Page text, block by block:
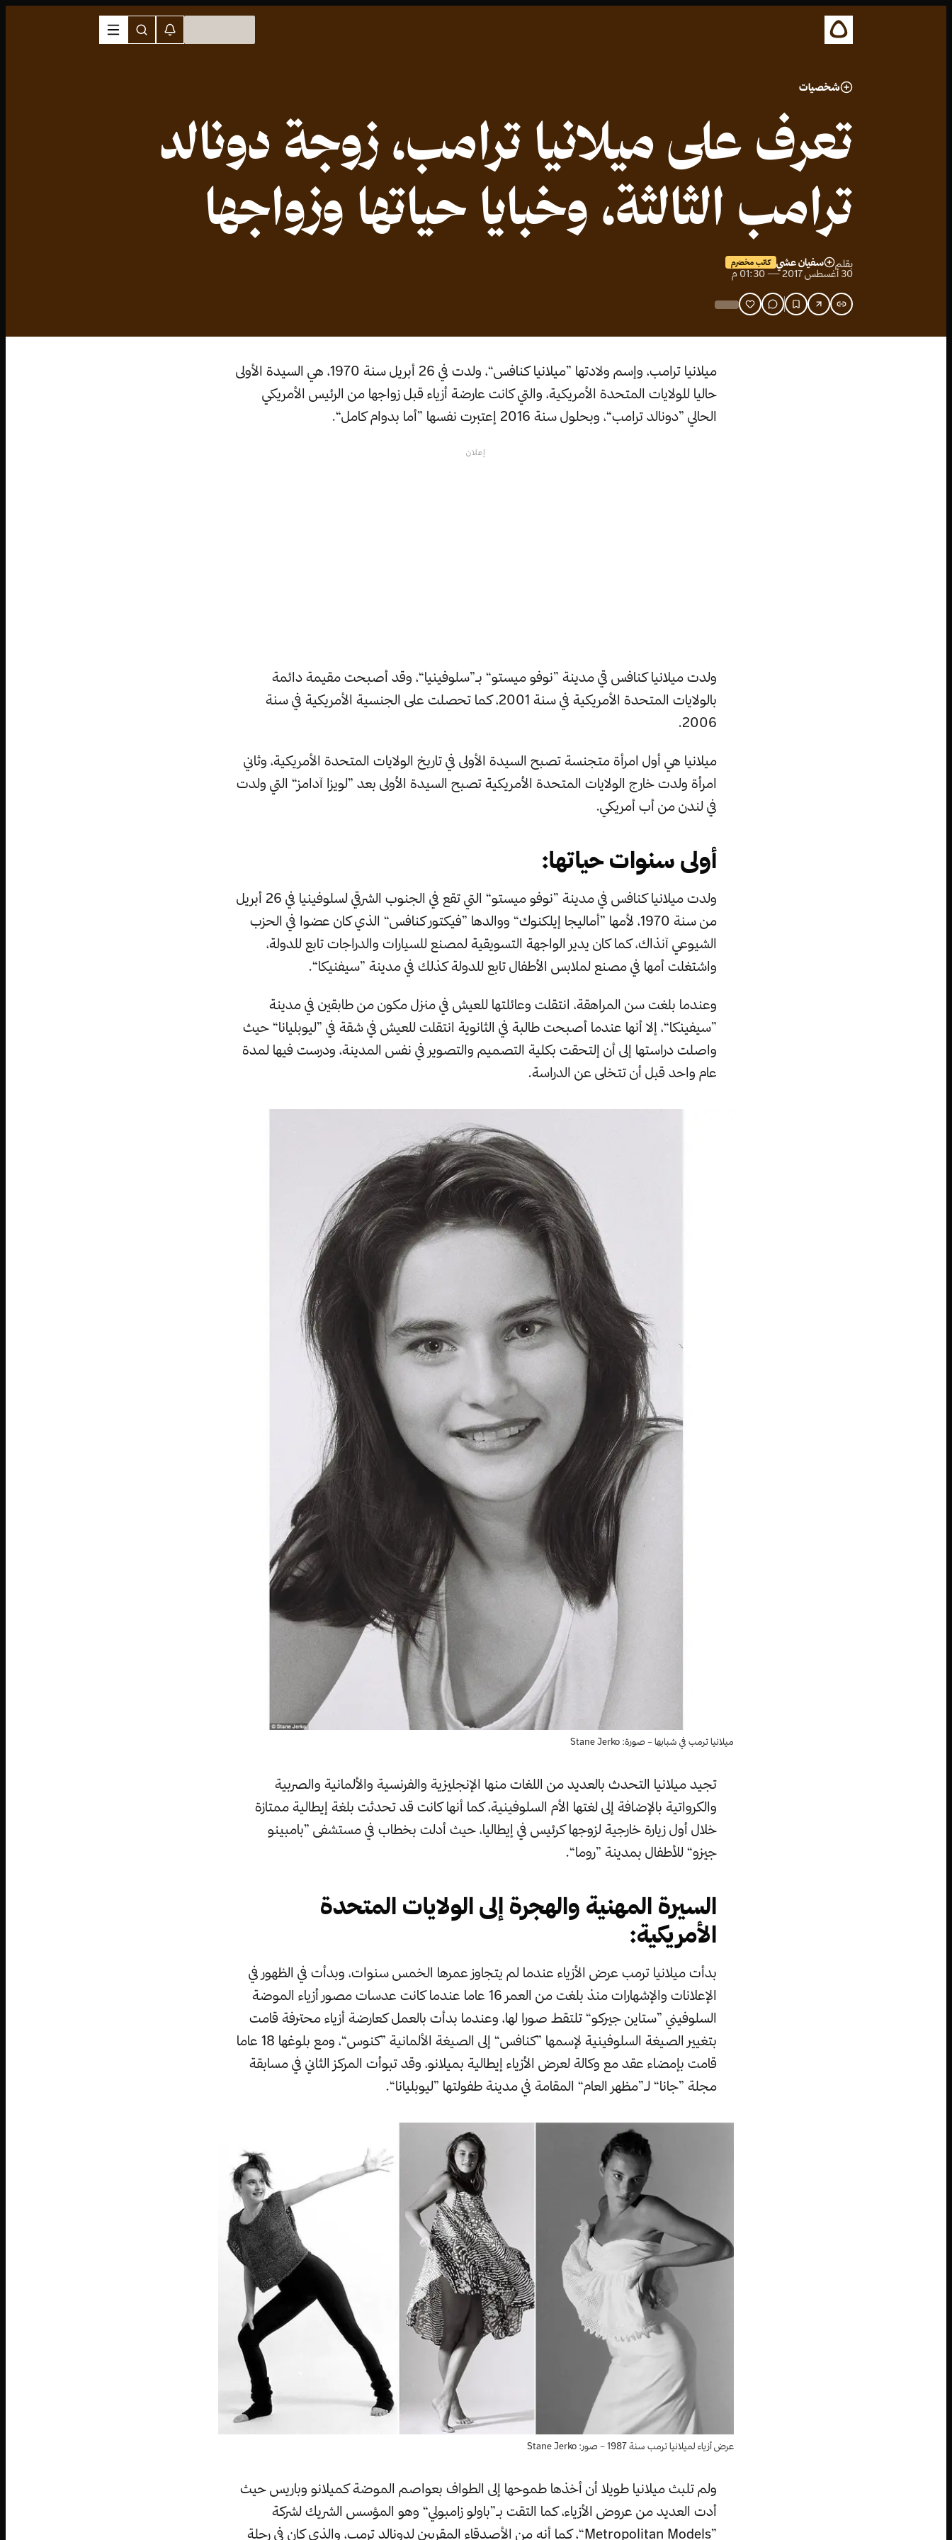
شخصيات
تعرف على ميلانيا ترامب، زوجة دونالد
ترامب الثالثة، وخبايا حياتها وزواجها
بقلم سفيان عشي كاتب مخضرم
30 أغسطس 2017 — 01:30 م
ميلانيا ترامب، وإسم ولادتها ”ميلانيا كنافس“، ولدت في 26 أبريل سنة 1970، هي السيدة الأولى
حاليا للولايات المتحدة الأمريكية، والتي كانت عارضة أزياء قبل زواجها من الرئيس الأمريكي
الحالي ”دونالد ترامب“، وبحلول سنة 2016 إعتبرت نفسها ”أما بدوام كامل“.
إعلان
ولدت ميلانيا كنافس قي مدينة ”نوفو ميستو“ بـ”سلوفينيا“، وقد أصبحت مقيمة دائمة
بالولايات المتحدة الأمريكية في سنة 2001، كما تحصلت على الجنسية الأمريكية في سنة
2006.
ميلانيا هي أول امرأة متجنسة تصبح السيدة الأولى في تاريخ الولايات المتحدة الأمريكية، وثاني
امرأة ولدت خارج الولايات المتحدة الأمريكية تصبح السيدة الأولى بعد ”لويزا آدامز“ التي ولدت
في لندن من أب أمريكي.
أولى سنوات حياتها:
ولدت ميلانيا كنافس في مدينة ”نوفو ميستو“ التي تقع في الجنوب الشرقي لسلوفينيا في 26 أبريل
من سنة 1970، لأمها ”أماليجا إيلكنوك“ ووالدها ”فيكتور كنافس“ الذي كان عضوا في الحزب
الشيوعي آنذاك، كما كان يدير الواجهة التسويقية لمصنع للسيارات والدراجات تابع للدولة،
واشتغلت أمها في مصنع لملابس الأطفال تابع للدولة كذلك في مدينة ”سيفنيكا“.
وعندما بلغت سن المراهقة، انتقلت وعائلتها للعيش في منزل مكون من طابقين في مدينة
”سيفينكا“، إلا أنها عندما أصبحت طالبة في الثانوية انتقلت للعيش في شقة في ”ليوبليانا“ حيث
واصلت دراستها إلى أن إلتحقت بكلية التصميم والتصوير في نفس المدينة، ودرست فيها لمدة
عام واحد قبل أن تتخلى عن الدراسة.
ميلانيا ترمب في شبابها – صورة: Stane Jerko
تجيد ميلانيا التحدث بالعديد من اللغات منها الإنجليزية والفرنسية والألمانية والصربية
والكرواتية بالإضافة إلى لغتها الأم السلوفينية، كما أنها كانت قد تحدثت بلغة إيطالية ممتازة
خلال أول زيارة خارجية لزوجها كرئيس في إيطاليا، حيث أدلت بخطاب في مستشفى ”بامبينو
جيزو“ للأطفال بمدينة ”روما“.
السيرة المهنية والهجرة إلى الولايات المتحدة
الأمريكية:
بدأت ميلانيا ترمب عرض الأزياء عندما لم يتجاوز عمرها الخمس سنوات، وبدأت في الظهور في
الإعلانات والإشهارات منذ بلغت من العمر 16 عاما عندما كانت عدسات مصور أزياء الموضة
السلوفيني ”ستاين جيركو“ تلتقط صورا لها، وعندما بدأت بالعمل كعارضة أزياء محترفة قامت
بتغيير الصيغة السلوفينية لإسمها ”كنافس“ إلى الصيغة الألمانية ”كنوس“، ومع بلوغها 18 عاما
قامت بإمضاء عقد مع وكالة لعرض الأزياء إيطالية بميلانو، وقد تبوأت المركز الثاني في مسابقة
مجلة ”جانا“ لـ”مظهر العام“ المقامة في مدينة طفولتها ”ليوبليانا“.
عرض أزياء لميلانيا ترمب سنة 1987 – صور: Stane Jerko
ولم تلبث ميلانيا طويلا أن أخذها طموحها إلى الطواف بعواصم الموضة كميلانو وباريس حيث
أدت العديد من عروض الأزياء، كما التقت بـ”باولو زامبولي“ وهو المؤسس الشريك لشركة
”Metropolitan Models“، كما أنه من الأصدقاء المقربين لدونالد ترمب، والذي كان في رحلة